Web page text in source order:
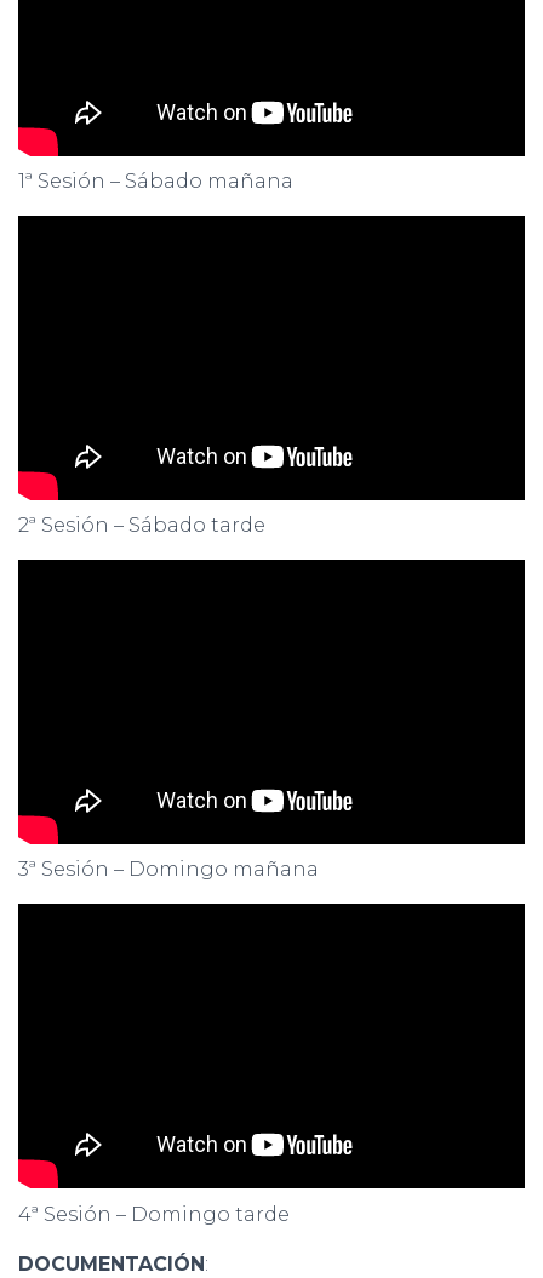
1ª Sesión – Sábado mañana
2ª Sesión – Sábado tarde
3ª Sesión – Domingo mañana
4ª Sesión – Domingo tarde
DOCUMENTACIÓN: